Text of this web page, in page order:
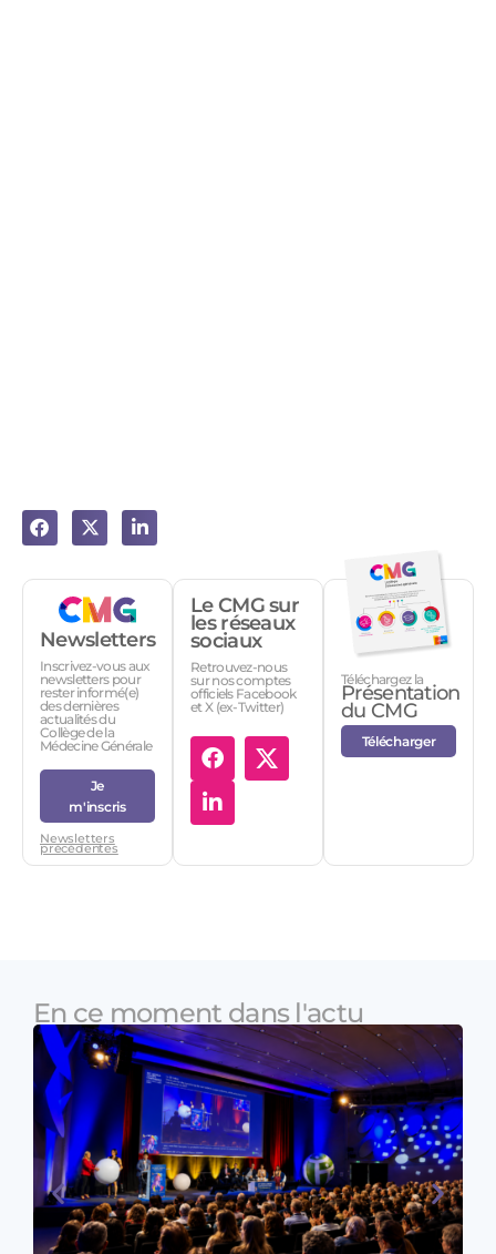
Newsletters
Inscrivez-vous aux
newsletters pour
rester informé(e)
des dernières
actualités du
Collège de la
Médecine Générale
Je
m'inscris
Newsletters
précédentes
Le CMG sur
les réseaux
sociaux
Retrouvez-nous
sur nos comptes
officiels Facebook
et X (ex-Twitter)
Téléchargez la
Présentation
du CMG
Télécharger
En ce moment dans l'actu